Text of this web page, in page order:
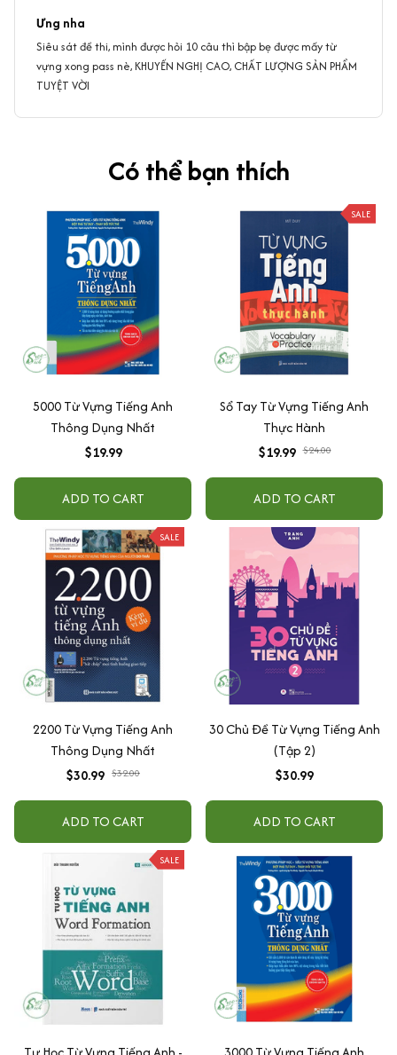
Ưng nha
Siêu sát đề thi, mình được hỏi 10 câu thì bập bẹ được mấy từ
vựng xong pass nè, KHUYẾN NGHỊ CAO, CHẤT LƯỢNG SẢN PHẨM
TUYỆT VỜI
Có thể bạn thích
5000 Từ Vựng Tiếng Anh
Thông Dụng Nhất
$19.99
ADD TO CART
SALE
Sổ Tay Từ Vựng Tiếng Anh
Thực Hành
$19.99 $24.00
ADD TO CART
SALE
2200 Từ Vựng Tiếng Anh
Thông Dụng Nhất
$30.99 $32.00
ADD TO CART
30 Chủ Đề Từ Vựng Tiếng Anh
(Tập 2)
$30.99
ADD TO CART
SALE